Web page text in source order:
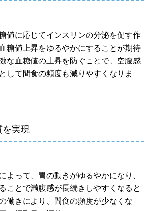
値に応じてインスリンの分泌を促す作
糖値上昇をゆるやかにすることが期待
な血糖値の上昇を防ぐことで、空腹感
して間食の頻度も減りやすくなりま
を実現
よって、胃の動きがゆるやかになり、
ことで満腹感が長続きしやすくなると
働きにより、間食の頻度が少なくな